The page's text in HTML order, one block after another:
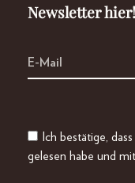
Newsletter hier!
Ich bestätige,
gelesen habe und